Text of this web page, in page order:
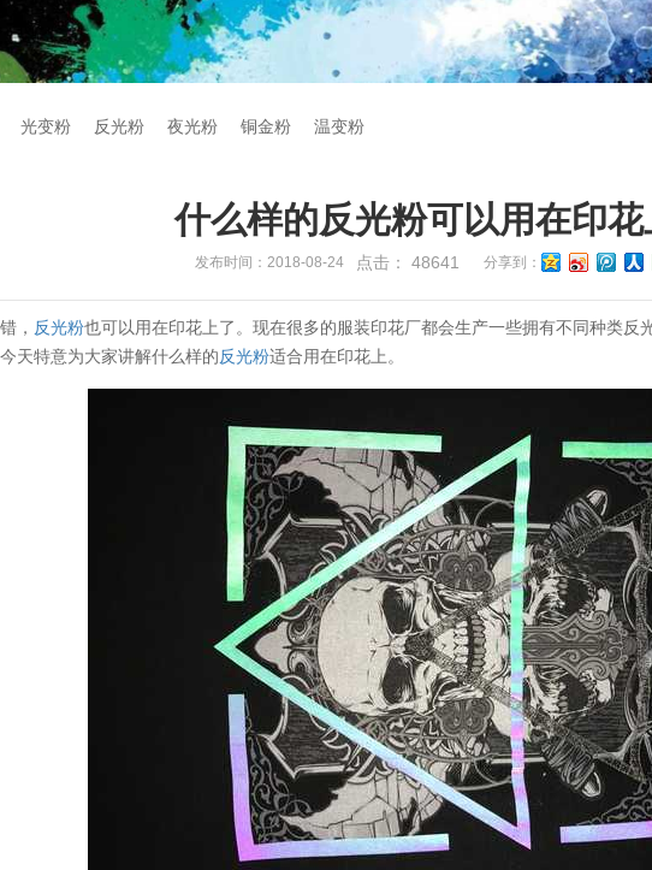
光变粉 反光粉 夜光粉 铜金粉 温变粉
什么样的反光粉可以用在印花
发布时间：2018-08-24 点击： 48641 分享到：
， 反光粉也可以用在印花上了。现在很多的服装印花厂都会生产一些拥有不同种类反
天特意为大家讲解什么样的反光粉适合用在印花上。